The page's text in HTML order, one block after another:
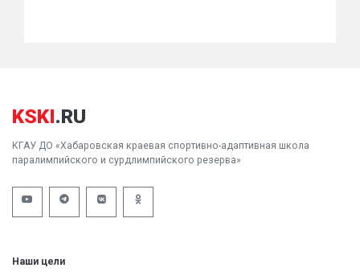
KSKI.RU
КГАУ ДО «Хабаровская краевая спортивно-адаптивная школа
паралимпийского и сурдлимпийского резерва»
Наши цели